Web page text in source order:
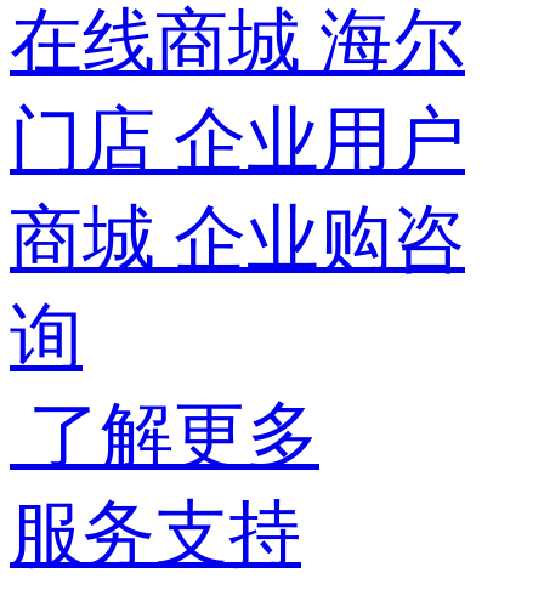
在线商城 海尔
门店 企业用户
商城 企业购咨
询
了解更多
服务支持